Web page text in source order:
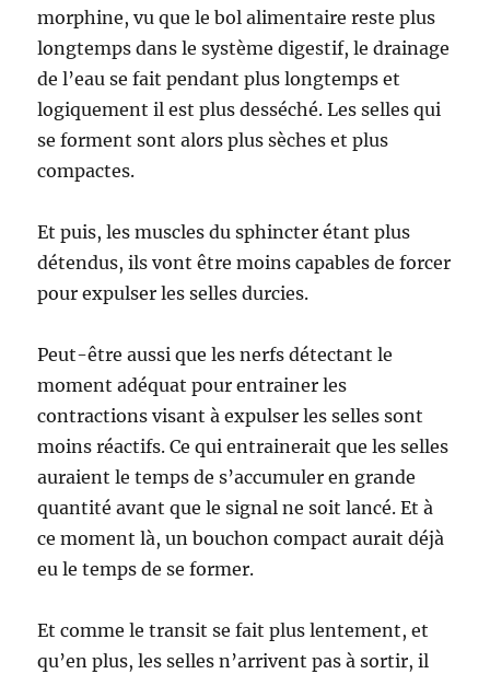
morphine, vu que le bol alimentaire reste plus
longtemps dans le système digestif, le drainage
de l’eau se fait pendant plus longtemps et
logiquement il est plus desséché. Les selles qui
se forment sont alors plus sèches et plus
compactes.
Et puis, les muscles du sphincter étant plus
détendus, ils vont être moins capables de forcer
pour expulser les selles durcies.
Peut-être aussi que les nerfs détectant le
moment adéquat pour entrainer les
contractions visant à expulser les selles sont
moins réactifs. Ce qui entrainerait que les selles
auraient le temps de s’accumuler en grande
quantité avant que le signal ne soit lancé. Et à
ce moment là, un bouchon compact aurait déjà
eu le temps de se former.
Et comme le transit se fait plus lentement, et
qu’en plus, les selles n’arrivent pas à sortir, il